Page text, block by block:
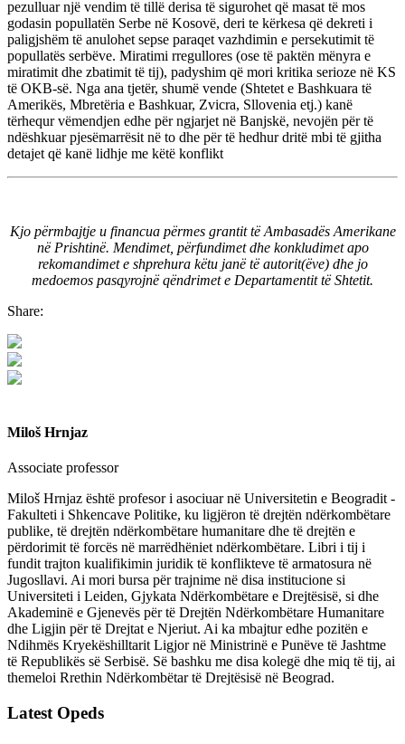
pezulluar një vendim të tillë derisa të sigurohet që masat të mos
godasin popullatën Serbe në Kosovë, deri te kërkesa që dekreti i
paligjshëm të anulohet sepse paraqet vazhdimin e persekutimit të
popullatës serbëve. Miratimi rregullores (ose të paktën mënyra e
miratimit dhe zbatimit të tij), padyshim që mori kritika serioze në KS
të OKB-së. Nga ana tjetër, shumë vende (Shtetet e Bashkuara të
Amerikës, Mbretëria e Bashkuar, Zvicra, Sllovenia etj.) kanë
tërhequr vëmendjen edhe për ngjarjet në Banjskë, nevojën për të
ndëshkuar pjesëmarrësit në to dhe për të hedhur dritë mbi të gjitha
detajet që kanë lidhje me këtë konflikt
Kjo përmbajtje u financua përmes grantit të Ambasadës Amerikane
në Prishtinë. Mendimet, përfundimet dhe konkludimet apo
rekomandimet e shprehura këtu janë të autorit(ëve) dhe jo
medoemos pasqyrojnë qëndrimet e Departamentit të Shtetit.
Share:
Miloš Hrnjaz
Associate professor
Miloš Hrnjaz është profesor i asociuar në Universitetin e Beogradit -
Fakulteti i Shkencave Politike, ku ligjëron të drejtën ndërkombëtare
publike, të drejtën ndërkombëtare humanitare dhe të drejtën e
përdorimit të forcës në marrëdhëniet ndërkombëtare. Libri i tij i
fundit trajton kualifikimin juridik të konflikteve të armatosura në
Jugosllavi. Ai mori bursa për trajnime në disa institucione si
Universiteti i Leiden, Gjykata Ndërkombëtare e Drejtësisë, si dhe
Akademinë e Gjenevës për të Drejtën Ndërkombëtare Humanitare
dhe Ligjin për të Drejtat e Njeriut. Ai ka mbajtur edhe pozitën e
Ndihmës Kryekëshilltarit Ligjor në Ministrinë e Punëve të Jashtme
të Republikës së Serbisë. Së bashku me disa kolegë dhe miq të tij, ai
themeloi Rrethin Ndërkombëtar të Drejtësisë në Beograd.
Latest Opeds